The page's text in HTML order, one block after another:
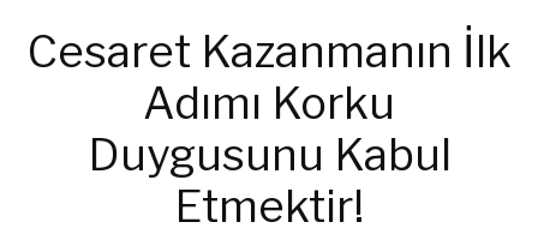
Cesaret Kazanmanın İlk
Adımı Korku
Duygusunu Kabul
Etmektir!